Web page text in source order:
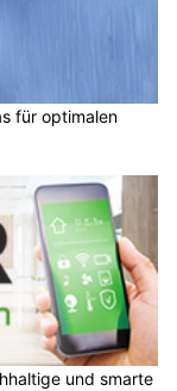
für optimalen
und smarte